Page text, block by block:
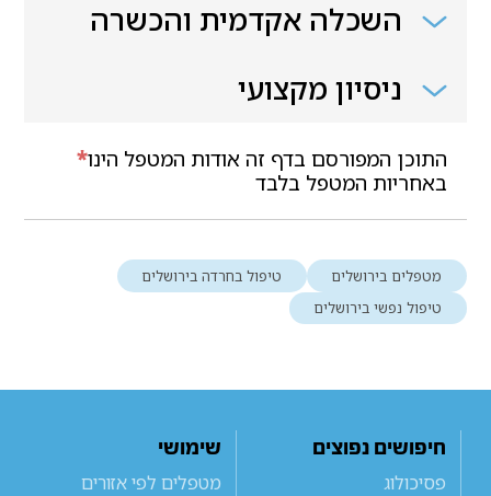
השכלה אקדמית והכשרה
ניסיון מקצועי
*התוכן המפורסם בדף זה אודות המטפל הינו
באחריות המטפל בלבד
מטפלים בירושלים
טיפול בחרדה בירושלים
טיפול נפשי בירושלים
חיפושים נפוצים
פסיכולוג
שימושי
מטפלים לפי אזורים